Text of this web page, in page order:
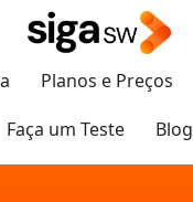
Planos e Preços
Faça um Teste
Blog